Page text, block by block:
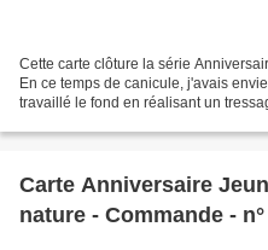
Cette carte clôture la série
En ce temps de canicule, j'avais
travaillé le fond en réalisant un
Carte Anniversaire
nature - Commande - n°